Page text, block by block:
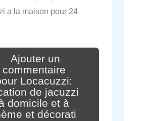
a la maison pour 24
Ajouter un
commentaire
Locacuzzi:
de jacuzzi
domicile et à
et décorati